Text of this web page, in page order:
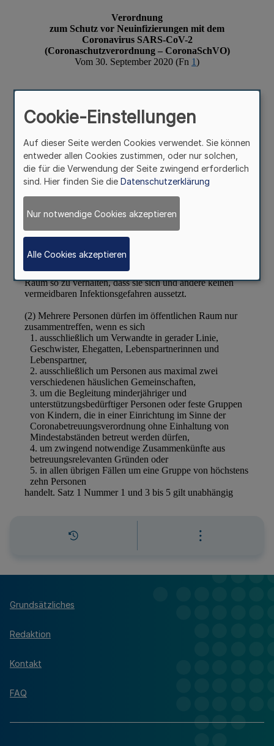
Grundsätzliches
Redaktion
Kontakt
FAQ
Cookie-Einstellungen
Auf dieser Seite werden Cookies verwendet. Sie können
entweder allen Cookies zustimmen, oder nur solchen,
die für die Verwendung der Seite zwingend erforderlich
sind. Hier finden Sie die Datenschutzerklärung
Nur notwendige Cookies akzeptieren
Alle Cookies akzeptieren